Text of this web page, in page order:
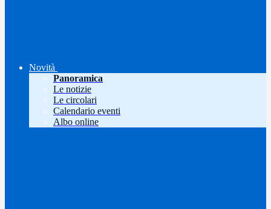
Novità
Panoramica
Le notizie
Le circolari
Calendario eventi
Albo online